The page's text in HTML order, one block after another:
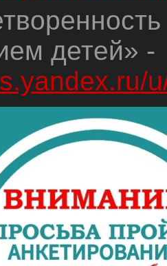
детей» -